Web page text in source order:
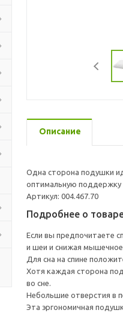
Описание
Одна сторона подушки
оптимальную поддержку
Артикул: 004.467.70
Подробнее о
Если вы предпочитаете
и шеи и снижая мышечное
Для сна на спине
Хотя каждая сторона
во сне.
Небольшие отверстия в
Эта эргономичная